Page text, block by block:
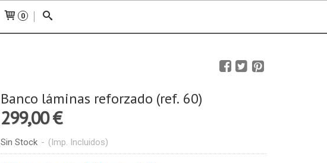
0
Banco láminas reforzado (ref. 60)
299,00 €
Sin Stock - (Imp. Incluidos)